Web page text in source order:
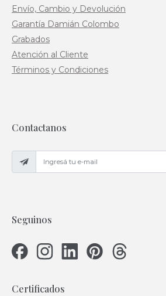
Envío, Cambio y Devolución
Garantía Damián Colombo
Grabados
Atención al Cliente
Términos y Condiciones
Contactanos
Seguinos
Certificados